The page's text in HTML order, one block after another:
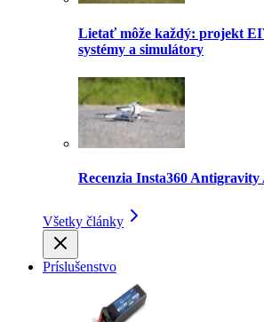
Lietať môže každý: projekt
systémy a simulátory
Recenzia Insta360
Všetky články
Príslušenstvo